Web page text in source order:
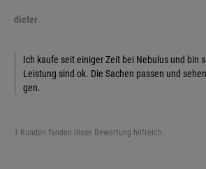
dieter
Ich kaufe seit einiger Zeit bei Nebulus und bin
Leistung sind ok. Die Sachen passen und
gen.
1 Kunden fanden diese Bewertung hilfreich.